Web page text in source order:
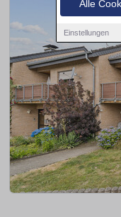
Alle
Einstellungen